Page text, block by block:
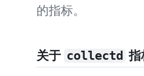
的指标。
关于 collectd 指